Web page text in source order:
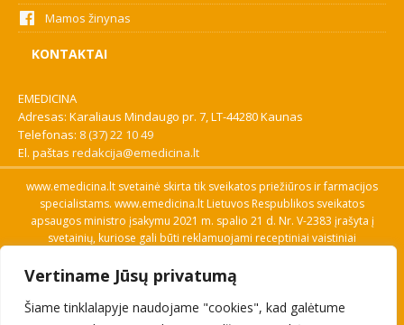
Vertiname Jūsų privatumą
Šiame tinklalapyje naudojame "cookies", kad galėtume
Mamos žinynas
KONTAKTAI
EMEDICINA
Adresas: Karaliaus Mindaugo pr. 7, LT-44280 Kaunas
Telefonas: 8 (37) 22 10 49
El. paštas redakcija@emedicina.lt
www.emedicina.lt svetainė skirta tik sveikatos priežiūros ir farmacijos
specialistams. www.emedicina.lt Lietuvos Respublikos sveikatos
apsaugos ministro įsakymu 2021 m. spalio 21 d. Nr. V-2383 įrašyta į
svetainių, kuriose gali būti reklamuojami receptiniai vaistiniai
savo profesinę kvalifikaciją. Naudingos nuorodos: Vaistų ir medicinos
pagalbos priemonių kainų paieška, VVKT tinklalapis, Sveikatos
priežiūros ar farmacijos specialisto pranešimo apie įtariamą